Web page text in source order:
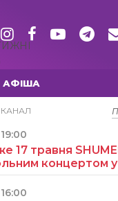
АФІША
15
19:00
17 травня
концертом у
16:00